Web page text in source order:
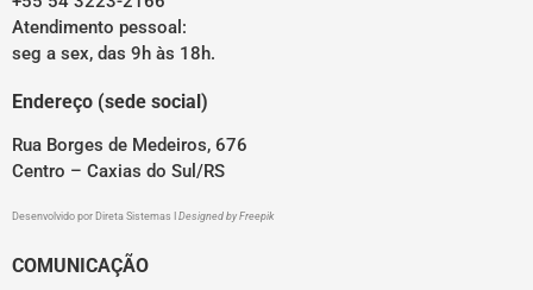
Atendimento pessoal:
seg a sex, das 9h às 18h.
Endereço (sede social)
Rua Borges de Medeiros, 676
Centro – Caxias do Sul/RS
Desenvolvido por Direta Sistemas Designed by Freepik
COMUNICAÇÃO